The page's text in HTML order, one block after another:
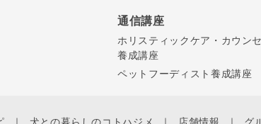
通信講座
ホリスティックケア・カウン
養成講座
ペットフーディスト養成講座